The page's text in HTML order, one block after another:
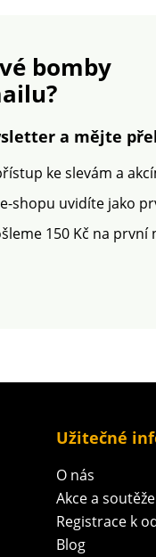
bomby
a mějte
ke slevám a
shopu uvidíte jako
150 Kč na první
Užitečné
O nás
Akce a soutěže
Registrace k
Blog